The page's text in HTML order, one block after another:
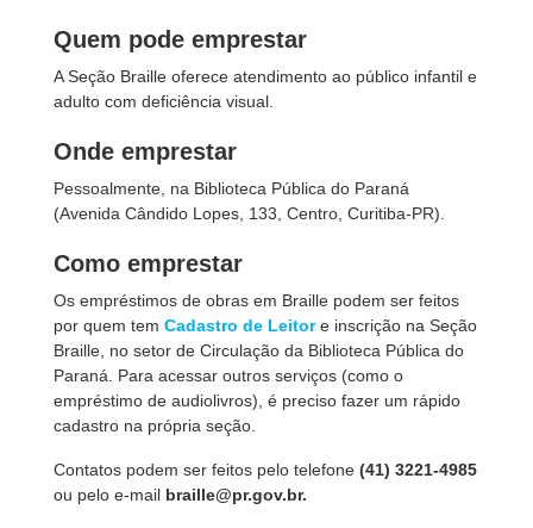
Quem pode emprestar
A Seção Braille oferece atendimento ao público infantil e
adulto com deficiência visual.
Onde emprestar
Pessoalmente, na Biblioteca Pública do Paraná
(Avenida Cândido Lopes, 133, Centro, Curitiba-PR).
Como emprestar
Os empréstimos de obras em Braille podem ser feitos
por quem tem Cadastro de Leitore inscrição na Seção
Braille, no setor de Circulação da Biblioteca Pública do
Paraná. Para acessar outros serviços (como o
empréstimo de audiolivros), é preciso fazer um rápido
cadastro na própria seção.
Contatos podem ser feitos pelo telefone (41) 3221-4985
ou pelo e-mail braille@pr.gov.br.